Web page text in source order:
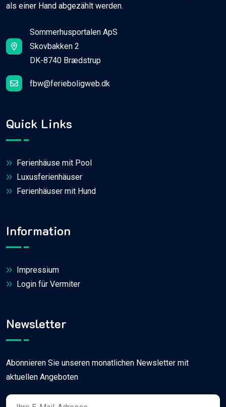
als einer Hand abgezählt werden.
Sommerhusportalen ApS
Skovbakken 2
DK-8740 Brædstrup
fbw@ferieboligweb.dk
Quick Links
Ferienhäuse mit Pool
Luxusferienhäuser
Ferienhäuser mit Hund
Information
Impressium
Login für Vermiter
Newsletter
Abonnieren Sie unseren monatlichen Newsletter mit
aktuellen Angeboten